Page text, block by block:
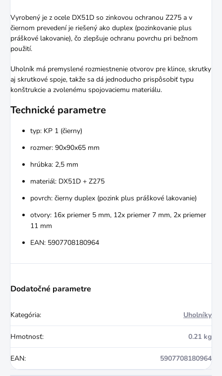
Vyrobený je z ocele DX51D so zinkovou ochranou Z275 a v
čiernom prevedení je riešený ako duplex (pozinkovanie plus
práškové lakovanie), čo zlepšuje ochranu povrchu pri bežnom
použití.
Uholník má premyslené rozmiestnenie otvorov pre klince, skrutky
aj skrutkové spoje, takže sa dá jednoducho prispôsobiť typu
konštrukcie a zvolenému spojovaciemu materiálu.
Technické parametre
typ: KP 1 (čierny)
rozmer: 90x90x65 mm
hrúbka: 2,5 mm
materiál: DX51D + Z275
povrch: čierny duplex (pozink plus práškové lakovanie)
otvory: 16x priemer 5 mm, 12x priemer 7 mm, 2x priemer
11 mm
EAN: 5907708180964
Dodatočné parametre
Kategória: Uholníky
Hmotnosť: 0.21 kg
EAN: 5907708180964